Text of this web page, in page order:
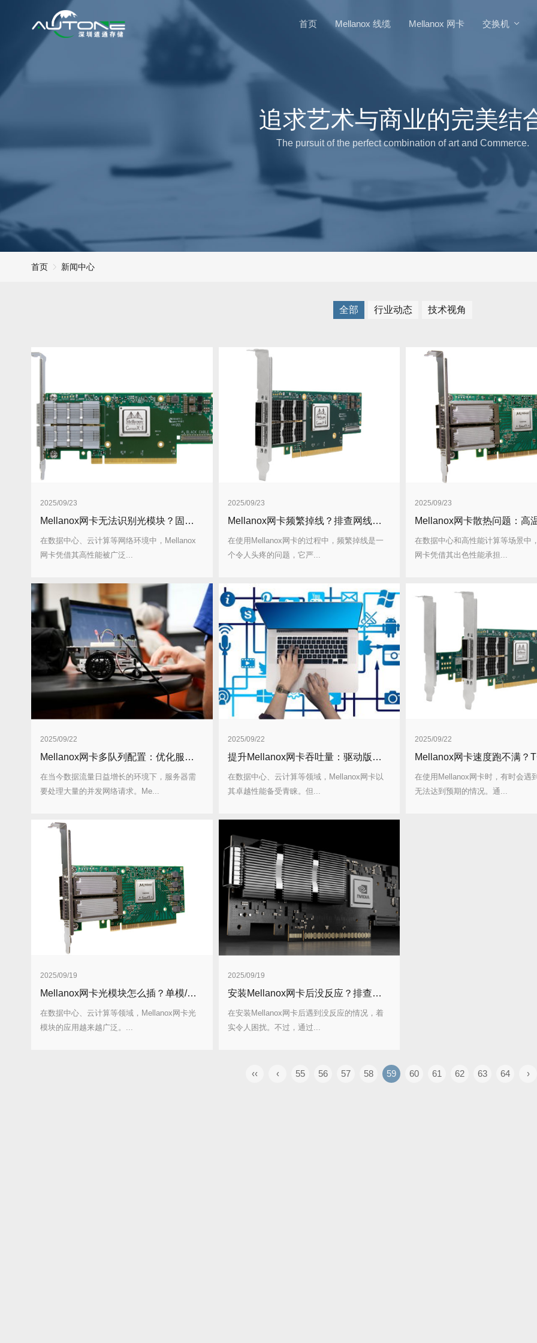
首页 Mellanox 线缆 Mellanox 网卡 交换机
追求艺术与商业的完美结
The pursuit of the perfect combination of art and Commerce.
首页 新闻中心
全部 行业动态 技术视角
2025/09/23
Mellanox网卡无法识别光模块？固件升级解决
在数据中心、云计算等网络环境中，Mellanox
网卡凭借其高性能被广泛...
2025/09/23
Mellanox网卡频繁掉线？排查网线和光模块兼容性
在使用Mellanox网卡的过程中，频繁掉线是一
个令人头疼的问题，它严...
2025/09/23
在数据中心和高性能计算等场景中
网卡凭借其出色性能承担...
2025/09/22
Mellanox网卡多队列配置：优化服务器并发性能
在当今数据流量日益增长的环境下，服务器需
要处理大量的并发网络请求。Me...
2025/09/22
提升Mellanox网卡吞吐量：驱动版本选择很关键
在数据中心、云计算等领域，Mellanox网卡以
其卓越性能备受青睐。但...
2025/09/22
在使用Mellanox网卡时，有时会遇
无法达到预期的情况。通...
2025/09/19
Mellanox网卡光模块怎么插？单模/多模区别要分清
在数据中心、云计算等领域，Mellanox网卡光
模块的应用越来越广泛。...
2025/09/19
安装Mellanox网卡后没反应？排查硬件问题三步法
在安装Mellanox网卡后遇到没反应的情况，着
实令人困扰。不过，通过...
‹‹ ‹ 55 56 57 58 59 60 61 62 63 64 ›